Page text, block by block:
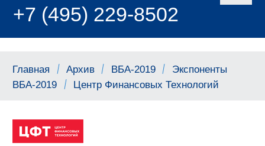
+7 (495) 229-8502
Главная Архив ВБА-2019
Экспоненты
ВБА-2019
Центр Финансовых Технологий